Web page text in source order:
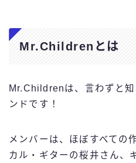
Mr.Childrenとは
Mr.Childrenは、言わずと
ンドです！
メンバーは、ほぼすべての
カル・ギターの桜井さん、